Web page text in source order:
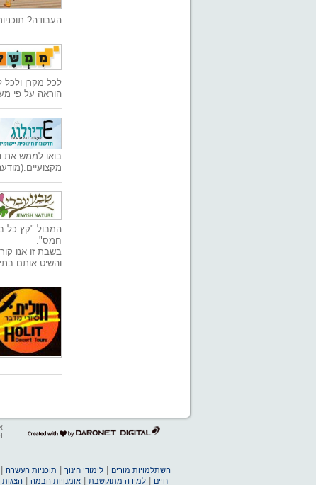
העבודה?
לכל מקרן ולכל
הוראה על פי
בואו לממש את
המבול "קץ כל
חמס".
בשבת זו אנו
והשיט אותם
דרונט
אתרים,
בניית
השתלמויות מורים |לימודי חינוך תוכניות העשרה
חיים
|למידה מתוקשבת |אומנויות הבמה הצגות